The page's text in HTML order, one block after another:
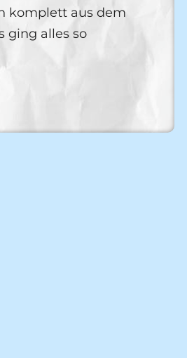
komplett aus dem
ging alles so